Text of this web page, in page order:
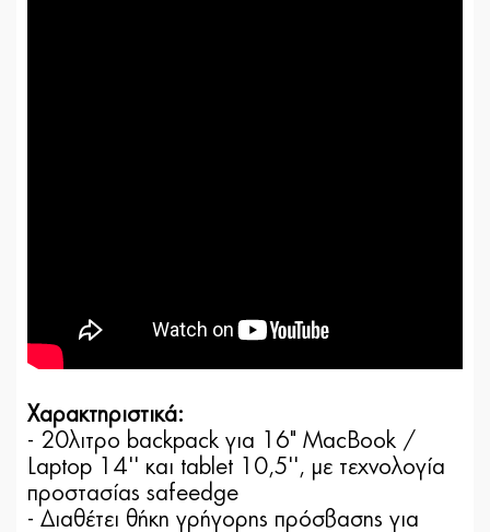
Χαρακτηριστικά:
- 20λιτρo backpack για 16" MacBook /
Laptop 14'' και tablet 10,5'', με τεχνολογία
προστασίας safeedge
- Διαθέτει θήκη γρήγορης πρόσβασης για